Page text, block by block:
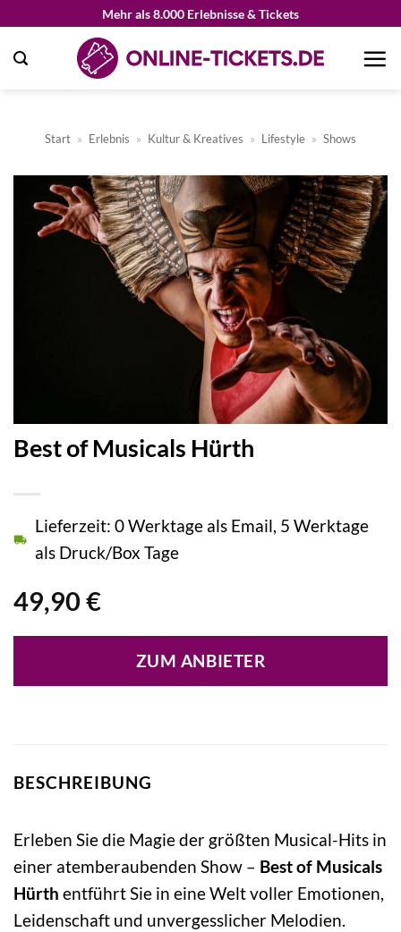
springen
Mehr als 8.000 Erlebnisse & Tickets
Start » Erlebnis » Kultur & Kreatives » Lifestyle » Shows
Best of Musicals Hürth
49,90 €
Lieferzeit: 0 Werktage als Email, 5 Werktage
als Druck/Box Tage
ZUM ANBIETER
BESCHREIBUNG
Erleben Sie die Magie der größten Musical-Hits in
einer atemberaubenden Show – Best of Musicals
Hürth entführt Sie in eine Welt voller Emotionen,
Leidenschaft und unvergesslicher Melodien.